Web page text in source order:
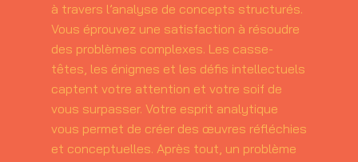
à travers l’analyse de concepts structurés.
Vous éprouvez une satisfaction à résoudre
des problèmes complexes. Les casse-
têtes, les énigmes et les défis intellectuels
captent votre attention et votre soif de
vous surpasser. Votre esprit analytique
vous permet de créer des œuvres réfléchies
et conceptuelles. Après tout, un problème